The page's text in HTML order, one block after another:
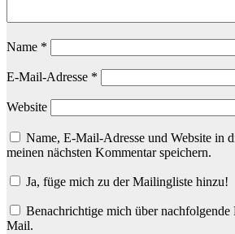
Name *
E-Mail-Adresse *
Website
Name, E-Mail-Adresse und Website in
meinen nächsten Kommentar speichern.
Ja, füge mich zu der Mailingliste hinzu!
Benachrichtige mich über
Mail.